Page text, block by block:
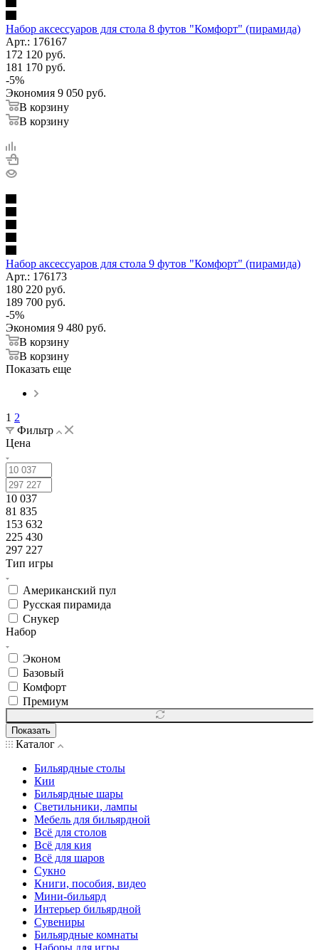
Набор аксессуаров для стола 8 футов "Комфорт" (пирамида)
Арт.: 176167
172 120 руб.
181 170 руб.
-5%
Экономия 9 050 руб.
В корзину
В корзину
Набор аксессуаров для стола 9 футов "Комфорт" (пирамида)
Арт.: 176173
180 220 руб.
189 700 руб.
-5%
Экономия 9 480 руб.
В корзину
В корзину
Показать еще
1 2
Фильтр
Цена
10 037
81 835
153 632
225 430
297 227
Тип игры
Американский пул
Русская пирамида
Снукер
Набор
Эконом
Базовый
Комфорт
Премиум
Показать
Каталог
Бильярдные столы
Кии
Бильярдные шары
Светильники, лампы
Мебель для бильярдной
Всё для столов
Всё для кия
Всё для шаров
Сукно
Книги, пособия, видео
Мини-бильярд
Интерьер бильярдной
Сувениры
Бильярдные комнаты
Наборы для игры